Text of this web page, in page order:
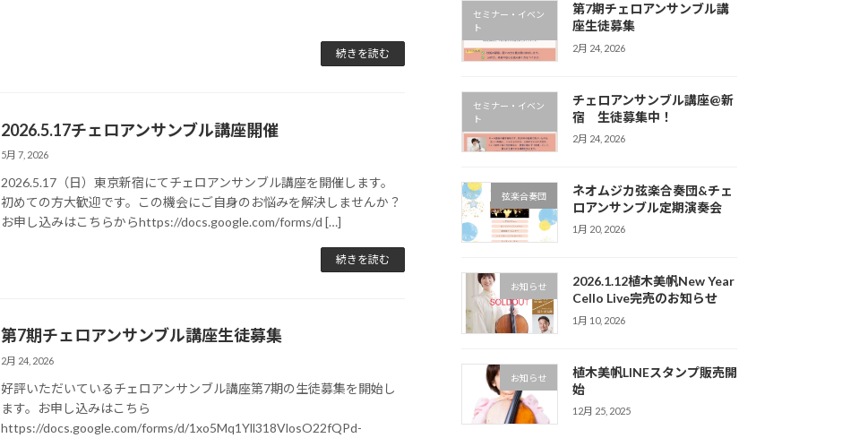
続きを読む
2026.5.17チェロアンサンブル講座開催
5月 7, 2026
2026.5.17（日）東京新宿にてチェロアンサンブル講座を開催します。
初めての方大歓迎です。この機会にご自身のお悩みを解決しませんか？
お申し込みはこちらからhttps://docs.google.com/forms/d […]
続きを読む
第7期チェロアンサンブル講座生徒募集
2月 24, 2026
好評いただいているチェロアンサンブル講座第7期の生徒募集を開始し
ます。お申し込みはこちら
https://docs.google.com/forms/d/1xo5Mq1Yll318VlosO22fQPd-
セミナー・イベン
ト
第7期チェロアンサンブル講
座生徒募集
2月 24, 2026
セミナー・イベン
ト
チェロアンサンブル講座@新
宿 生徒募集中！
2月 24, 2026
弦楽合奏団
ネオムジカ弦楽合奏団&チェ
ロアンサンブル定期演奏会
1月 20, 2026
お知らせ
2026.1.12植木美帆New Year
Cello Live完売のお知らせ
1月 10, 2026
お知らせ
植木美帆LINEスタンプ販売開
始
12月 25, 2025